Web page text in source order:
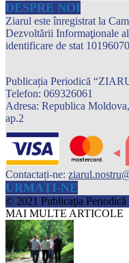
DESPRE NOI
Ziarul este înregistrat la
Dezvoltării Informaţionale
identificare de stat
Publicația Periodică
Telefon: 069326061
Adresa: Republica
ap.2
Contactați-ne:
URMAȚI-NE
© 2021 Publicaţia
MAI MULTE ARTICOLE